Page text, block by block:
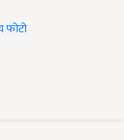
फोटो